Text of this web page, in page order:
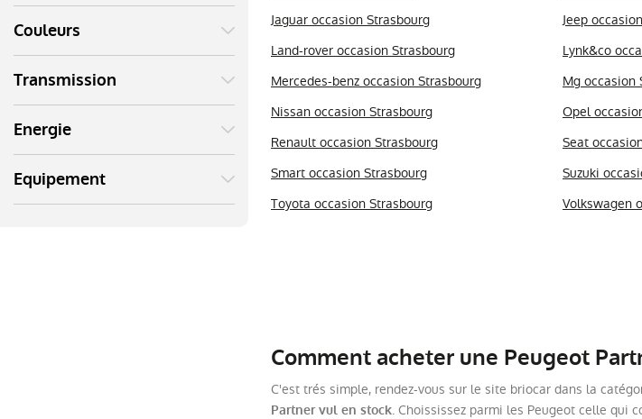
Couleurs
Transmission
Energie
Equipement
Jaguar occasion Strasbourg
Jeep
Land-rover occasion Strasbourg
Lynk&co
Mercedes-benz occasion Strasbourg
Mg occasion
Nissan occasion Strasbourg
Opel
Renault occasion Strasbourg
Seat
Smart occasion Strasbourg
Suzuki
Toyota occasion Strasbourg
Volkswagen
Comment acheter une Peugeot
C'est trés simple, rendez-vous sur le site briocar dans la
Partner vul en stock. Choississez parmi les Peugeot celle qui